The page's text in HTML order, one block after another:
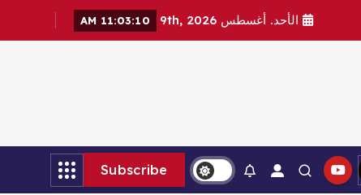
الأحد. أغسطس 9th, 2026 11:03:11 AM
Subscribe